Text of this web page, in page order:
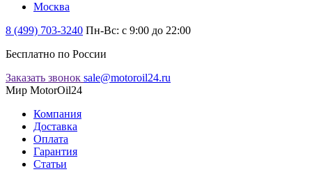
Москва
8 (499) 703-3240 Пн-Вс: с 9:00 до 22:00
Бесплатно по России
Заказать звонок sale@motoroil24.ru
Мир MotorOil24
Компания
Доставка
Оплата
Гарантия
Статьи